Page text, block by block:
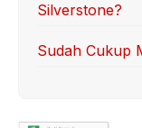
Silverstone?
Sudah Cukup